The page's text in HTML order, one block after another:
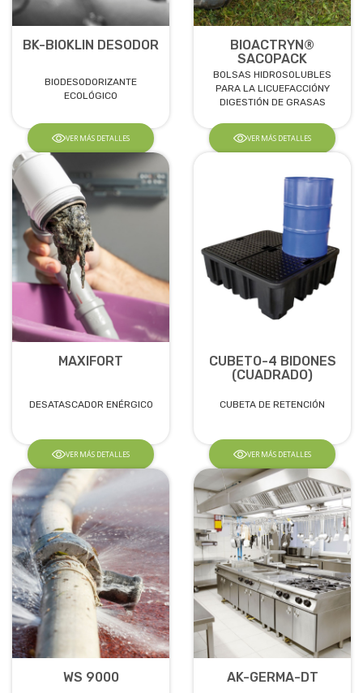
BK-BIOKLIN DESODOR
BIODESODORIZANTE
ECOLÓGICO
VER MÁS DETALLES
BIOACTRYN®
SACOPACK
BOLSAS HIDROSOLUBLES
PARA LA LICUEFACCIÓNY
DIGESTIÓN DE GRASAS
VER MÁS DETALLES
MAXIFORT
DESATASCADOR ENÉRGICO
VER MÁS DETALLES
CUBETO-4 BIDONES
(CUADRADO)
CUBETA DE RETENCIÓN
VER MÁS DETALLES
WS 9000 AK-GERMA-DT